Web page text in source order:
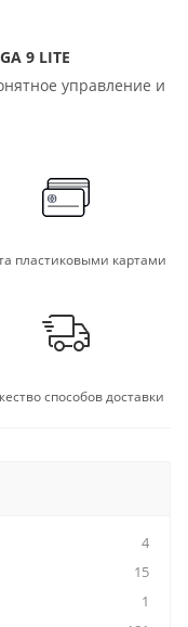
9 LITE
управление и
пластиковыми картами
способов доставки
4
15
1